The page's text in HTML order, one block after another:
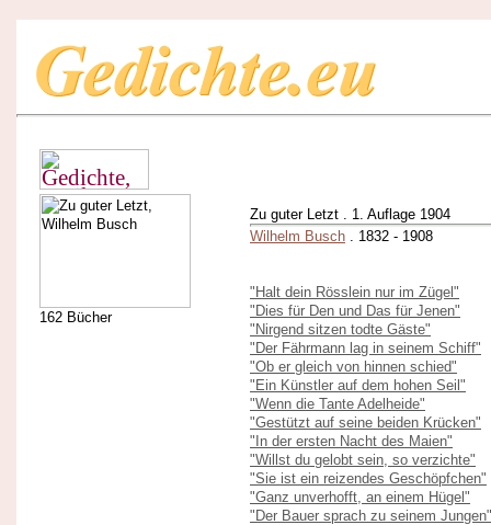
162 Bücher
Zu guter Letzt . 1. Auflage 1904
Wilhelm Busch . 1832 - 1908
"Halt dein Rösslein nur im Zügel"
"Dies für Den und Das für Jenen"
"Nirgend sitzen todte Gäste"
"Der Fährmann lag in seinem Schiff"
"Ob er gleich von hinnen schied"
"Ein Künstler auf dem hohen Seil"
"Wenn die Tante Adelheide"
"Gestützt auf seine beiden Krücken"
"In der ersten Nacht des Maien"
"Willst du gelobt sein, so verzichte"
"Sie ist ein reizendes Geschöpfchen"
"Ganz unverhofft, an einem Hügel"
"Der Bauer sprach zu seinem Jungen"